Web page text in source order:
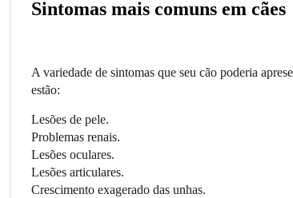
Sintomas mais comuns em cães
A variedade de sintomas que seu cão poderia
estão:
Lesões de pele.
Problemas renais.
Lesões oculares.
Lesões articulares.
Crescimento exagerado das unhas.